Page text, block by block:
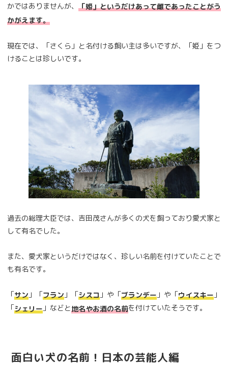
かではありませんが、 「姫」というだけあって雌であったことがう
かがえます。
現在では、「さくら」と名付ける飼い主は多いですが、「姫」をつ
けることは珍しいです。
過去の総理大臣では、吉田茂さんが多くの犬を飼っており愛犬家と
して有名でした。
また、愛犬家というだけではなく、珍しい名前を付けていたことで
も有名です。
「サン 」「フラン 」「シスコ 」や「ブランデー 」や「ウイスキー 」
「シェリー 」などと地名やお酒の名前を付けていたそうです。
面白い犬の名前！日本の芸能人編